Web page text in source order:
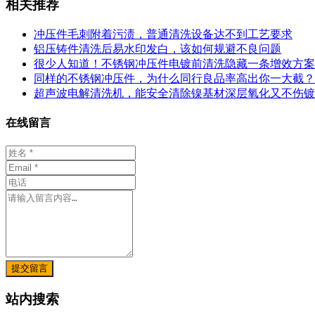
相关推荐
冲压件毛刺附着污渍，普通清洗设备达不到工艺要求
铝压铸件清洗后易水印发白，该如何规避不良问题
很少人知道！不锈钢冲压件电镀前清洗隐藏一条增效方案
同样的不锈钢冲压件，为什么同行良品率高出你一大截？
超声波电解清洗机，能安全清除镍基材深层氧化又不伤
在线留言
提交留言
站内搜索